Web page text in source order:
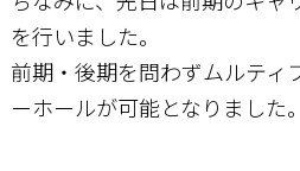
を行いました。
前期・後期を問わずムルティ
ーホールが可能となりました。